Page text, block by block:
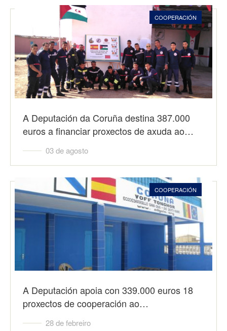
COOPERACIÓN
A Deputación da Coruña destina 387.000
euros a financiar proxectos de axuda ao…
03 de agosto
COOPERACIÓN
A Deputación apoia con 339.000 euros 18
proxectos de cooperación ao…
28 de febreiro